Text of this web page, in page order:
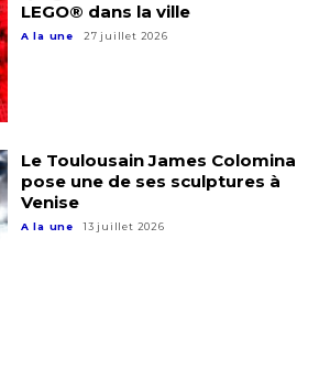
LEGO® dans la ville
A la une 27 juillet 2026
Le Toulousain James Colomina
pose une de ses sculptures à
Venise
A la une 13 juillet 2026